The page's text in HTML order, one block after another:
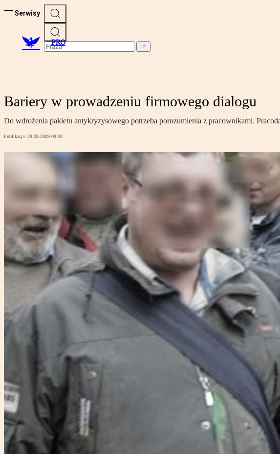
Serwisy
PRO
Bariery w prowadzeniu firmowego dialogu
Do wdrożenia pakietu antykryzysowego potrzeba porozumienia z pracownikami.
Publikacja: 28.09.2009 08:00